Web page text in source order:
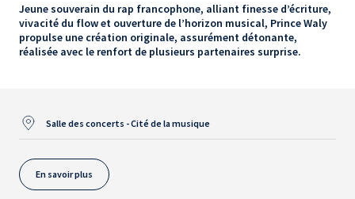
Jeune souverain du rap francophone, alliant finesse d’écriture,
vivacité du flow et ouverture de l’horizon musical, Prince Waly
propulse une création originale, assurément détonante,
réalisée avec le renfort de plusieurs partenaires surprise.
Salle des concerts - Cité de la musique
En savoir plus